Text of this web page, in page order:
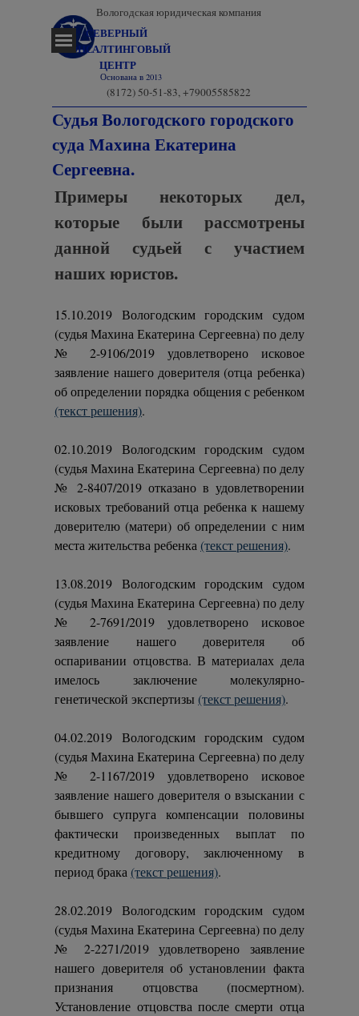
Перейти к контенту
СЕВЕРНЫЙ
КОНСАЛТИНГОВЫЙ
ЦЕНТР
Вологодская юридическая компания
(8172) 50-51-83, +79005585822
Основана в 2013
Пропустить меню
Судья Вологодского городского
суда Махина Екатерина
Сергеевна.
Примеры некоторых дел,
которые были рассмотрены
данной судьей с участием
наших юристов.
15.10.2019 Вологодским городским судом
(судья Махина Екатерина Сергеевна) по делу
№ 2-9106/2019 удовлетворено исковое
заявление нашего доверителя (отца ребенка)
об определении порядка общения с ребенком
(текст решения).
02.10.2019 Вологодским городским судом
(судья Махина Екатерина Сергеевна) по делу
№ 2-8407/2019 отказано в удовлетворении
исковых требований отца ребенка к нашему
доверителю (матери) об определении с ним
места жительства ребенка (текст решения).
13.08.2019 Вологодским городским судом
(судья Махина Екатерина Сергеевна) по делу
№ 2-7691/2019 удовлетворено исковое
заявление нашего доверителя об
оспаривании отцовства. В материалах дела
имелось заключение молекулярно-
генетической экспертизы (текст решения).
04.02.2019 Вологодским городским судом
(судья Махина Екатерина Сергеевна) по делу
№ 2-1167/2019 удовлетворено исковое
заявление нашего доверителя о взыскании с
бывшего супруга компенсации половины
фактически произведенных выплат по
кредитному договору, заключенному в
период брака (текст решения).
28.02.2019 Вологодским городским судом
(судья Махина Екатерина Сергеевна) по делу
№ 2-2271/2019 удовлетворено заявление
нашего доверителя об установлении факта
признания отцовства (посмертном).
Установление отцовства после смерти отца